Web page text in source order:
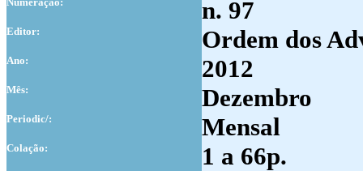
n. 97
Editor: Ordem dos
Ano: 2012
Mês: Dezembro
Periodic/: Mensal
Colação: 1 a 66p.